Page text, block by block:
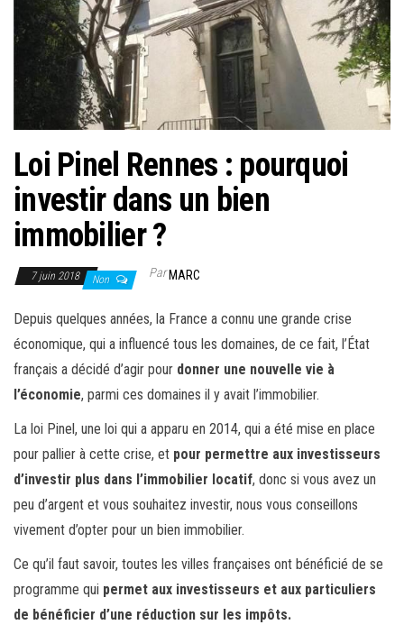
Loi Pinel Rennes : pourquoi
investir dans un bien
immobilier ?
7 juin 2018 Non ParMARC
Depuis quelques années, la France a connu une grande crise
économique, qui a influencé tous les domaines, de ce fait, l’État
français a décidé d’agir pour donner une nouvelle vie à
l’économie, parmi ces domaines il y avait l’immobilier.
La loi Pinel, une loi qui a apparu en 2014, qui a été mise en place
pour pallier à cette crise, et pour permettre aux investisseurs
d’investir plus dans l’immobilier locatif, donc si vous avez un
peu d’argent et vous souhaitez investir, nous vous conseillons
vivement d’opter pour un bien immobilier.
Ce qu’il faut savoir, toutes les villes françaises ont bénéficié de se
programme qui permet aux investisseurs et aux particuliers
de bénéficier d’une réduction sur les impôts.